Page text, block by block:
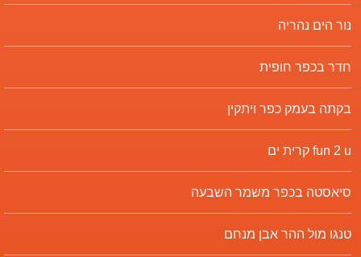
נור הים נהריה
חדר בכפר חופית
בקתה בעמק כפר ויתקין
fun 2 u קרית ים
סיאסטה בכפר משמר השבעה
טנגו מול ההר אבן מנחם